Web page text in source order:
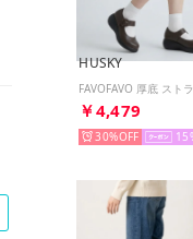
HUSKY
￥4,479
30% 15